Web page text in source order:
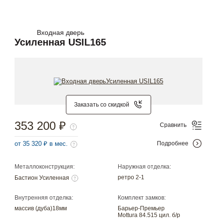
Входная дверь
Усиленная USIL165
Заказать со скидкой
Металлоконструкция:
Бастион Усиленная
Наружная отделка:
ретро 2-1
Внутренняя отделка:
массив (дуба)18мм
Комплект замков:
Барьер-Премьер
Mottura 84.515 цил. б/р
353 200 ₽
от 35 320 ₽ в мес.
Сравнить
Подробнее